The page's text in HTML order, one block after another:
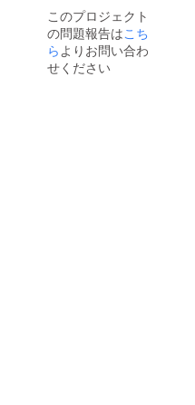
は入り
ませ
ん。 ※
電話と
ステッ
このプロジェクト
の問題報告はこち
ら よりお問い合わ
せください